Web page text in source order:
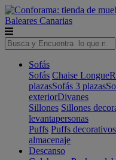
Baleares Canarias
Sofás
Sofás Chaise Longue
plazasSofás 3 plazas
exteriorDivanes
Sillones Sillones
levantapersonas
Puffs Puffs decorativos
almacenaje
Descanso